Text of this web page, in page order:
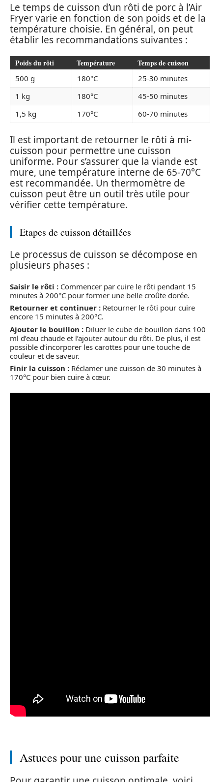
Le temps de cuisson d’un rôti de porc à l’Air
Fryer varie en fonction de son poids et de la
température choisie. En général, on peut
établir les recommandations suivantes :
Poids du rôti Température Temps de cuisson
500 g 180°C
25-30 minutes
1 kg
180°C
45-50 minutes
1,5 kg
170°C 60-70 minutes
Il est important de retourner le rôti à mi-
cuisson pour permettre une cuisson
uniforme. Pour s’assurer que la viande est
mure, une température interne de 65-70°C
est recommandée. Un thermomètre de
cuisson peut être un outil très utile pour
vérifier cette température.
Etapes de cuisson détaillées
Le processus de cuisson se décompose en
plusieurs phases :
Saisir le rôti : Commencer par cuire le rôti pendant 15
minutes à 200°C pour former une belle croûte dorée.
Retourner et continuer : Retourner le rôti pour cuire
encore 15 minutes à 200°C.
Ajouter le bouillon : Diluer le cube de bouillon dans 100
ml d’eau chaude et l’ajouter autour du rôti. De plus, il est
possible d’incorporer les carottes pour une touche de
couleur et de saveur.
Finir la cuisson : Réclamer une cuisson de 30 minutes à
170°C pour bien cuire à cœur.
Astuces pour une cuisson parfaite